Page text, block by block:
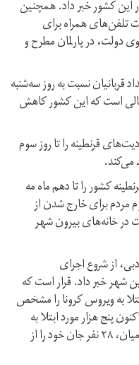
این کشور خبر داد. همچنین
تلفن‌های همراه برای
دولت، در پارلمان مطرح و
قربانیان نسبت به روز سه‌شنبه
این در حالی است که این کشور کاهش
قرنطینه را تا روز سوم
می‌کند.
کشور را تا دهم ماه مه
برای خارج شدن از
خانه‌های بیرون شهر
از شروع اجرای
شهر خبر داد. قرار است که
به ویروس کرونا را مشخص
پنج هزار مورد ابتلا به
ویروس کرونا را شناسایی کرده‌اند و از این میان، ۲۸ نفر جان خود را از